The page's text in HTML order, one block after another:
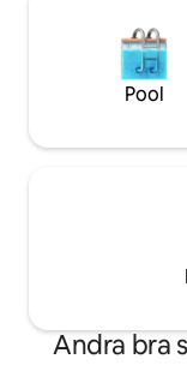
njuta av din
byggnadshyra]. ★ Anmärkningar om
boende för barn
Eftersom
träbyggnad är
ljudet lätt färdas till
våningen balkong
terrassen på
klippa. Förstå
som är 12 år eller
Pool
Andra bra